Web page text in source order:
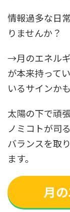
情報過多な日
りませんか？
→月のエネル
が本来持って
いるサインか
太陽の下で頑
ノミコトが司
バランスを取
ます。
月